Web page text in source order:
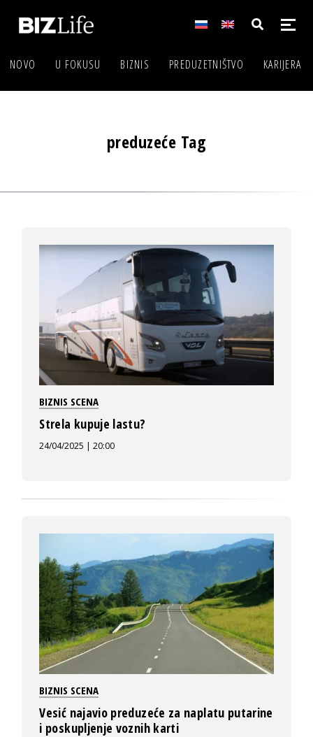
NOVO U FOKUSU BIZNIS PREDUZETNIŠTVO KARIJERA
preduzeće Tag
BIZNIS SCENA
Strela kupuje lastu?
24/04/2025 | 20:00
BIZNIS SCENA
Vesić najavio preduzeće za naplatu putarine
i poskupljenje voznih karti